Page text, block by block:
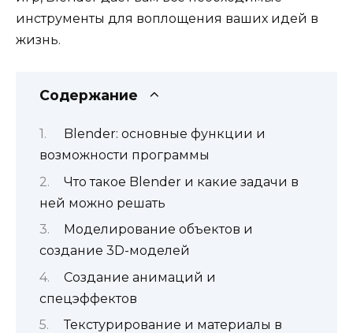
инструменты для воплощения ваших идей в
жизнь.
Содержание
Blender: основные функции и
возможности программы
Что такое Blender и какие задачи в
ней можно решать
Моделирование объектов и
создание 3D-моделей
Создание анимаций и
спецэффектов
Текстурирование и материалы в